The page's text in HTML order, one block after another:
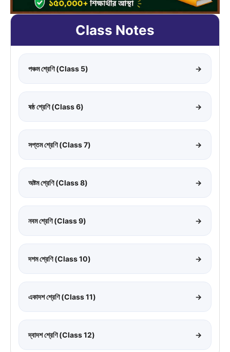
Class Notes
পঞ্চম শ্রেণি (Class 5) →
ষষ্ঠ শ্রেণি (Class 6) →
সপ্তম শ্রেণি (Class 7) →
অষ্টম শ্রেণি (Class 8) →
নবম শ্রেণি (Class 9) →
দশম শ্রেণি (Class 10) →
একাদশ শ্রেণি (Class 11) →
দ্বাদশ শ্রেণি (Class 12) →